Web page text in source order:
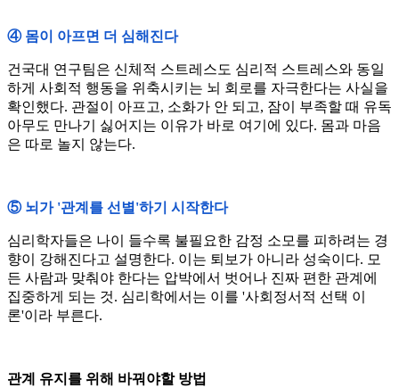
④ 몸이 아프면 더 심해진다
건국대 연구팀은 신체적 스트레스도 심리적 스트레스와 동일
하게 사회적 행동을 위축시키는 뇌 회로를 자극한다는 사실을
확인했다. 관절이 아프고, 소화가 안 되고, 잠이 부족할 때 유독
아무도 만나기 싫어지는 이유가 바로 여기에 있다. 몸과 마음
은 따로 놀지 않는다.
⑤ 뇌가 '관계를 선별'하기 시작한다
심리학자들은 나이 들수록 불필요한 감정 소모를 피하려는 경
향이 강해진다고 설명한다. 이는 퇴보가 아니라 성숙이다. 모
든 사람과 맞춰야 한다는 압박에서 벗어나 진짜 편한 관계에
집중하게 되는 것. 심리학에서는 이를 '사회정서적 선택 이
론'이라 부른다.
관계 유지를 위해 바꿔야할 방법